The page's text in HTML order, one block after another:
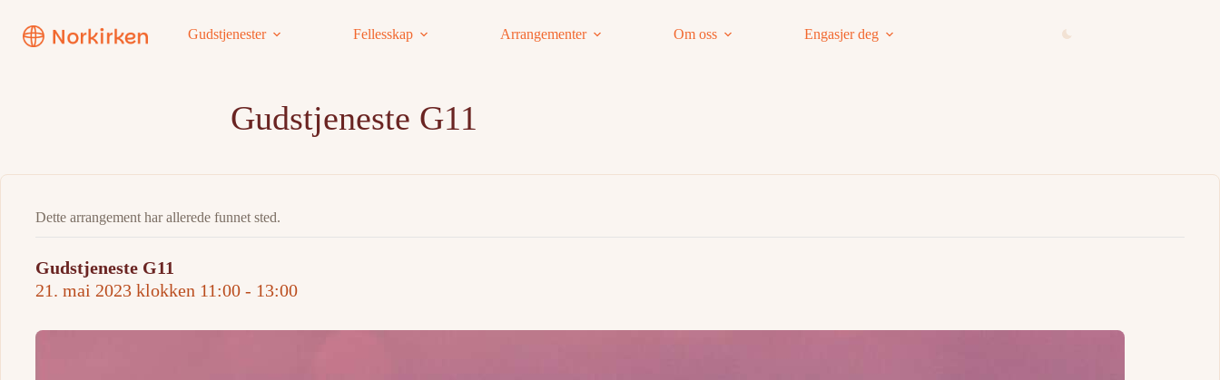
innholdet
Gudstjenester Fellesskap Arrangementer Om oss Engasjer deg
Gudstjeneste G11
Dette arrangement har allerede funnet sted.
Gudstjeneste G11
21. mai 2023 klokken 11:00 - 13:00